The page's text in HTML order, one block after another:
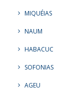
MIQUÉIAS
NAUM
HABACUC
SOFONIAS
AGEU